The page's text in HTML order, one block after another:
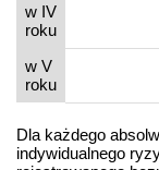
w IV
roku
w V
roku
Dla każdego
indywidualnego